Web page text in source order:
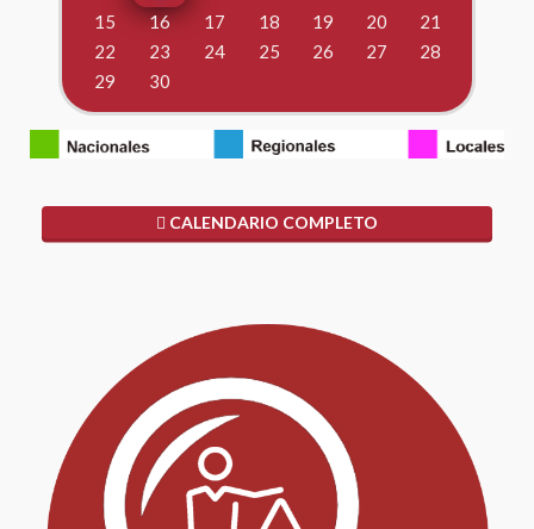
15
16 17 18 19 20
21
22
23 24 25 26 27
28
29
30
CALENDARIO COMPLETO